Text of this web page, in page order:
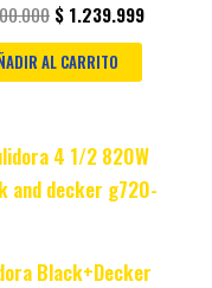
$ 1.239.999
AL CARRITO
Black+Decker
Original
price
was:
Current
price
is: